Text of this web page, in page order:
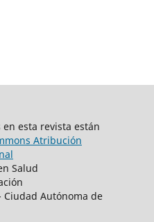
esta revista están
Atribución
Salud
Ciudad Autónoma de